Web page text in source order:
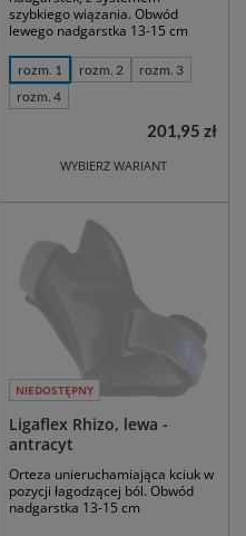
szybkiego wiązania. Obwód
lewego nadgarstka 13-15 cm
rozm. 1 rozm. 2
rozm. 3
rozm. 4
WYBIERZ WARIANT
201,95 zł
NIEDOSTĘPNY
Ligaflex Rhizo, lewa -
antracyt
Orteza unieruchamiająca kciuk w
pozycji łagodzącej ból. Obwód
nadgarstka 13-15 cm